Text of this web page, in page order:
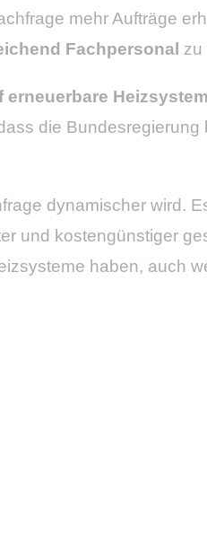
mehr Aufträge
Fachpersonal zu
die Bundesregierung
dynamischer wird.
und kostengünstiger
haben, auch